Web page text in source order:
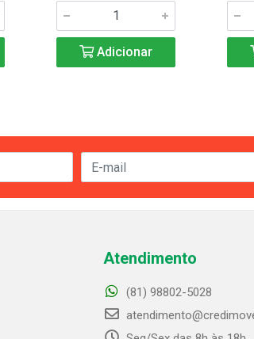
Adicionar
Atendimento
(81) 98802-5028